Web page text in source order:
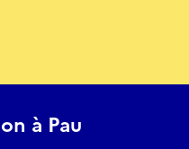
à Pau